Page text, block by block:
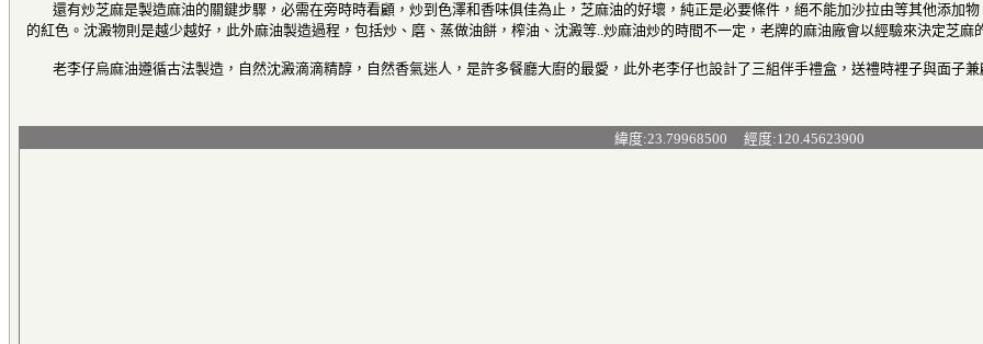
還有炒芝麻是製造麻油的關鍵步驟，必需在旁時時看顧，炒到色澤和香味俱佳為止，芝麻油的好壞，純正是必要條件，絕不能加沙拉由等其他添加
的紅色。沈澱物則是越少越好，此外麻油製造過程，包括炒、磨、蒸做油餅，榨油、沈澱等..炒麻油炒的時間不一定，老牌的麻油廠會以經驗來決定芝
老李仔烏麻油遵循古法製造，自然沈澱滴滴精醇，自然香氣迷人，是許多餐廳大廚的最愛，此外老李仔也設計了三組伴手禮盒，送禮時裡子與面子兼
緯度:23.79968500 經度:120.45623900